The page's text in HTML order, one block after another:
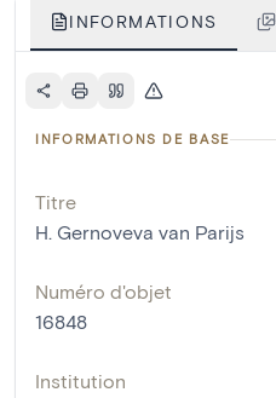
INFORMATIONS
INFORMATIONS DE BASE
Titre
H. Gernoveva van Parijs
Numéro d'objet
16848
Institution